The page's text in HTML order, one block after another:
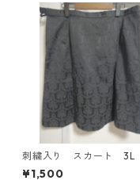
刺繍入り スカート
レー MAA-2525
¥1,500